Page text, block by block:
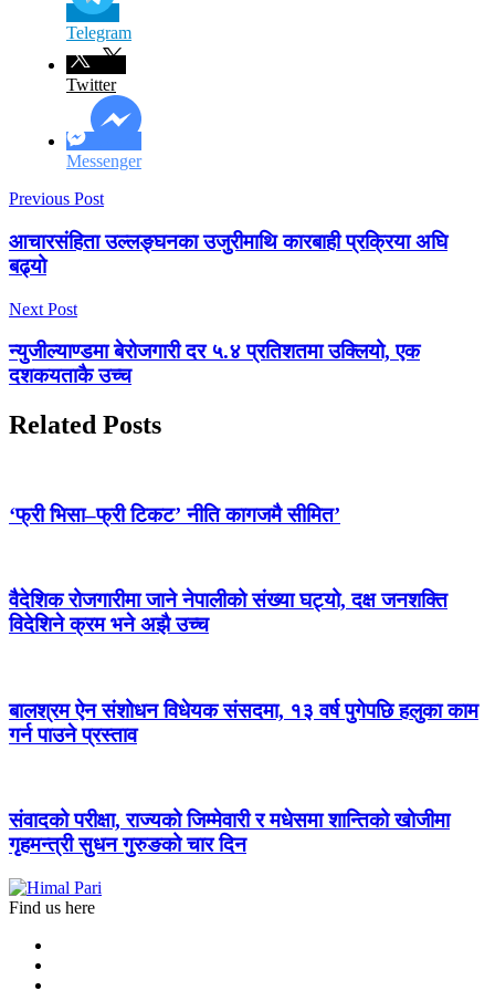
Telegram
Twitter
Messenger
Previous Post
आचारसंहिता उल्लङ्घनका उजुरीमाथि कारबाही प्रक्रिया अघि
बढ्यो
Next Post
न्युजील्याण्डमा बेरोजगारी दर ५.४ प्रतिशतमा उक्लियो, एक
दशकयताकै उच्च
Related Posts
‘फ्री भिसा–फ्री टिकट’ नीति कागजमै सीमित’
वैदेशिक रोजगारीमा जाने नेपालीको संख्या घट्यो, दक्ष जनशक्ति
विदेशिने क्रम भने अझै उच्च
बालश्रम ऐन संशोधन विधेयक संसदमा, १३ वर्ष पुगेपछि हलुका काम
गर्न पाउने प्रस्ताव
संवादको परीक्षा, राज्यको जिम्मेवारी र मधेसमा शान्तिको खोजीमा
गृहमन्त्री सुधन गुरुङको चार दिन
Find us here